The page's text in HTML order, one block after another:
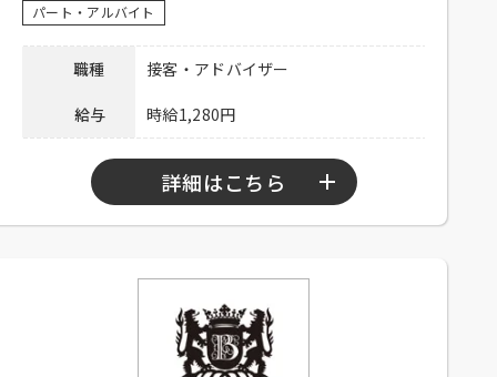
連絡先
03-6703-6603 担当：人事総務部
パート・アルバイト
職種 接客・アドバイザー
給与 時給1,280円
詳細はこちら
卒以上、主婦歓迎、フリーター歓
迎、未経験者可